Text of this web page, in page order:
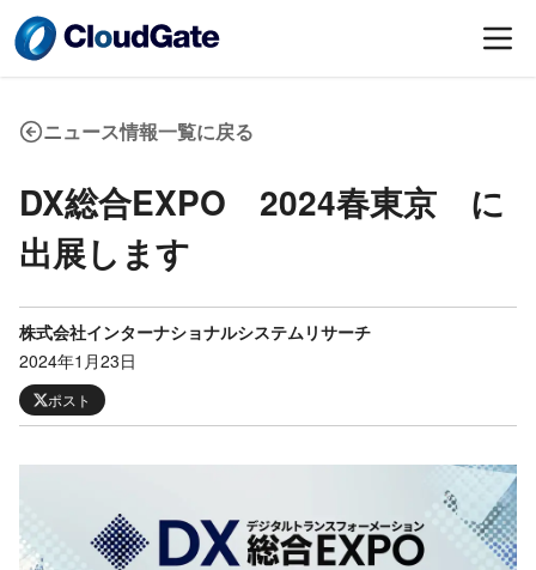
ニュース情報一覧に戻る
DX総合EXPO 2024春東京 に
出展します
株式会社インターナショナルシステムリサーチ
2024年1月23日
ポスト